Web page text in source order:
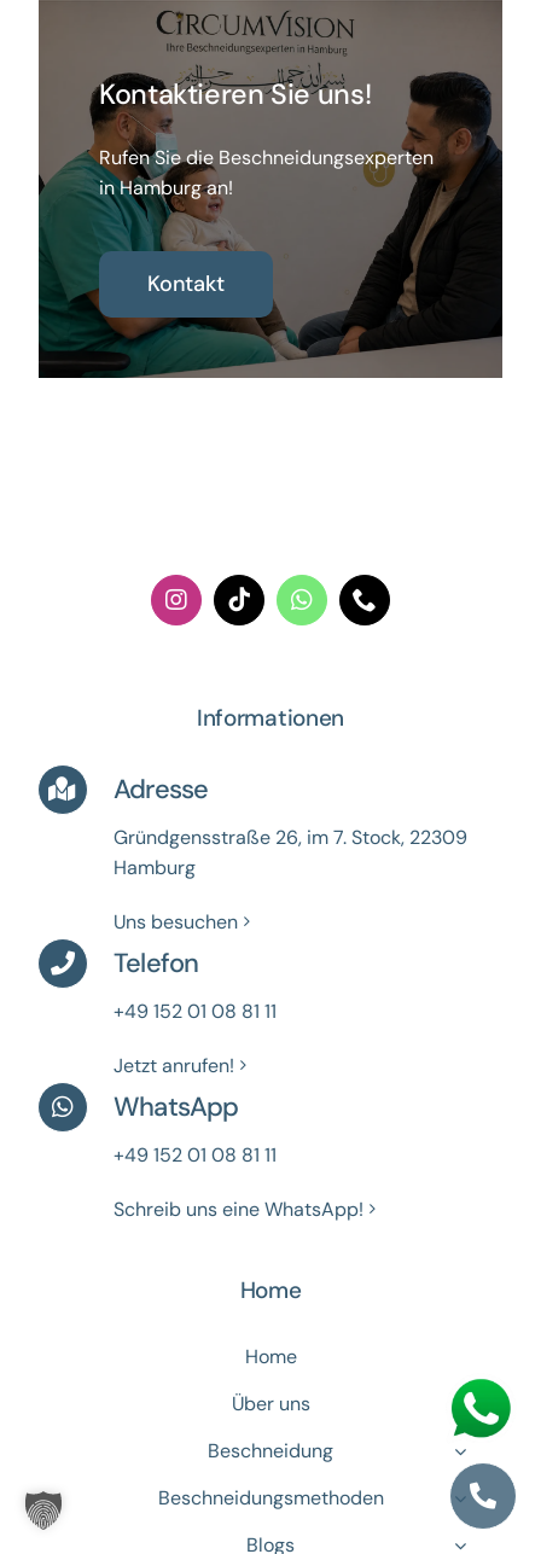
Kontaktieren Sie uns!
Rufen Sie die Beschneidungsexperten
in Hamburg an!
Kontakt
Informationen
Adresse
Gründgensstraße 26, im 7. Stock, 22309
Hamburg
Uns besuchen
Telefon
+49 152 01 08 81 11
Jetzt anrufen!
WhatsApp
+49 152 01 08 81 11
Schreib uns eine WhatsApp!
Home
Home
Über uns
Beschneidung
Beschneidungsmethoden
Blogs